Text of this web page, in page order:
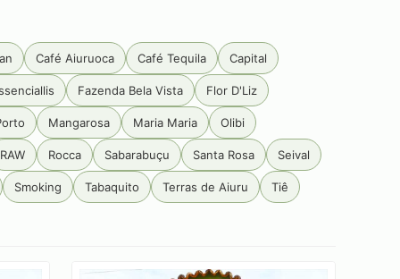
Café Aiuruoca Café Tequila Capital
Fazenda Bela Vista Flor D'Liz
Mangarosa Maria Maria Olibi
RAW Rocca Sabarabuçu Santa Rosa Seival
Smoking Tabaquito Terras de Aiuru Tiê